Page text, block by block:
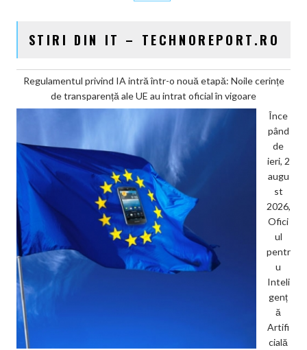
STIRI DIN IT – TECHNOREPORT.RO
Regulamentul privind IA intră într-o nouă etapă: Noile cerințe
de transparență ale UE au intrat oficial în vigoare
Înce
pând
de
ieri, 2
augu
st
2026,
Ofici
ul
pentr
u
Inteli
genț
ă
Artifi
cială